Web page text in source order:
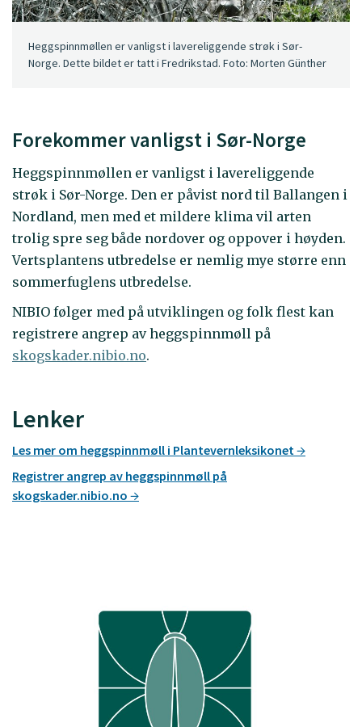
Heggspinnmøllen er vanligst i lavereliggende strøk i Sør-
Norge. Dette bildet er tatt i Fredrikstad. Foto: Morten Günther
Forekommer vanligst i Sør-Norge
Heggspinnmøllen er vanligst i lavereliggende
strøk i Sør-Norge. Den er påvist nord til Ballangen i
Nordland, men med et mildere klima vil arten
trolig spre seg både nordover og oppover i høyden.
Vertsplantens utbredelse er nemlig mye større enn
sommerfuglens utbredelse.
NIBIO følger med på utviklingen og folk flest kan
registrere angrep av heggspinnmøll på
skogskader.nibio.no.
Lenker
Les mer om heggspinnmøll i Plantevernleksikonet
Registrer angrep av heggspinnmøll på
skogskader.nibio.no